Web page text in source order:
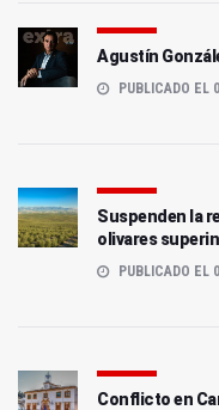
Agustín
PUBLICADO EL
Suspenden la
olivares
PUBLICADO EL
Conflicto en